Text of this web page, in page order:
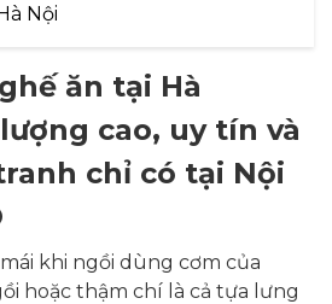
Nội
ăn tại Hà
cao, uy tín và
chỉ có tại Nội
khi ngồi dùng cơm của
hoặc thậm chí là cả tựa lưng